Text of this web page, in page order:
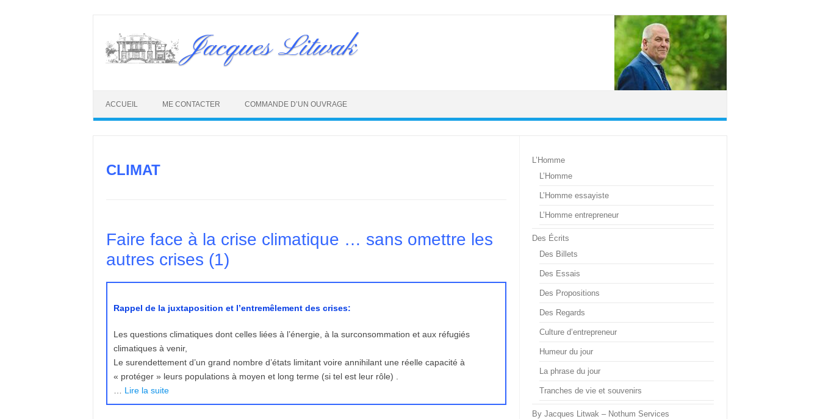
content
Jacques Litwak
ACCUEIL ME CONTACTER COMMANDE D’UN OUVRAGE
CLIMAT
Faire face à la crise climatique … sans omettre les
autres crises (1)
Rappel de la juxtaposition et l’entremêlement des crises:
Les questions climatiques dont celles liées à l’énergie, à la surconsommation et aux réfugiés
climatiques à venir,
Le surendettement d’un grand nombre d’états limitant voire annihilant une réelle capacité à
« protéger » leurs populations à moyen et long terme (si tel est leur rôle) .
Lire la suite
L’Homme
L’Homme
L’Homme essayiste
L’Homme entrepreneur
Des Écrits
Des Billets
Des Essais
Des Propositions
Des Regards
Culture d’entrepreneur
Humeur du jour
La phrase du jour
Tranches de vie et souvenirs
By Jacques Litwak – Nothum Services